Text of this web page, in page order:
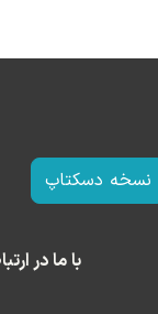
نسخه دسکتاپ
با ما در